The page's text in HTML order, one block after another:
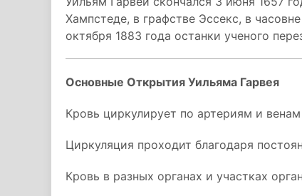
Хампстеде, в графстве Эссекс, в
октября 1883 года останки ученого
Основные Открытия Уильяма Гарвея
Кровь циркулирует по артериям и
Циркуляция проходит благодаря
Кровь в разных органах и участках